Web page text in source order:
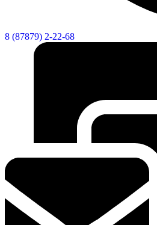
8 (87879) 2-22-68